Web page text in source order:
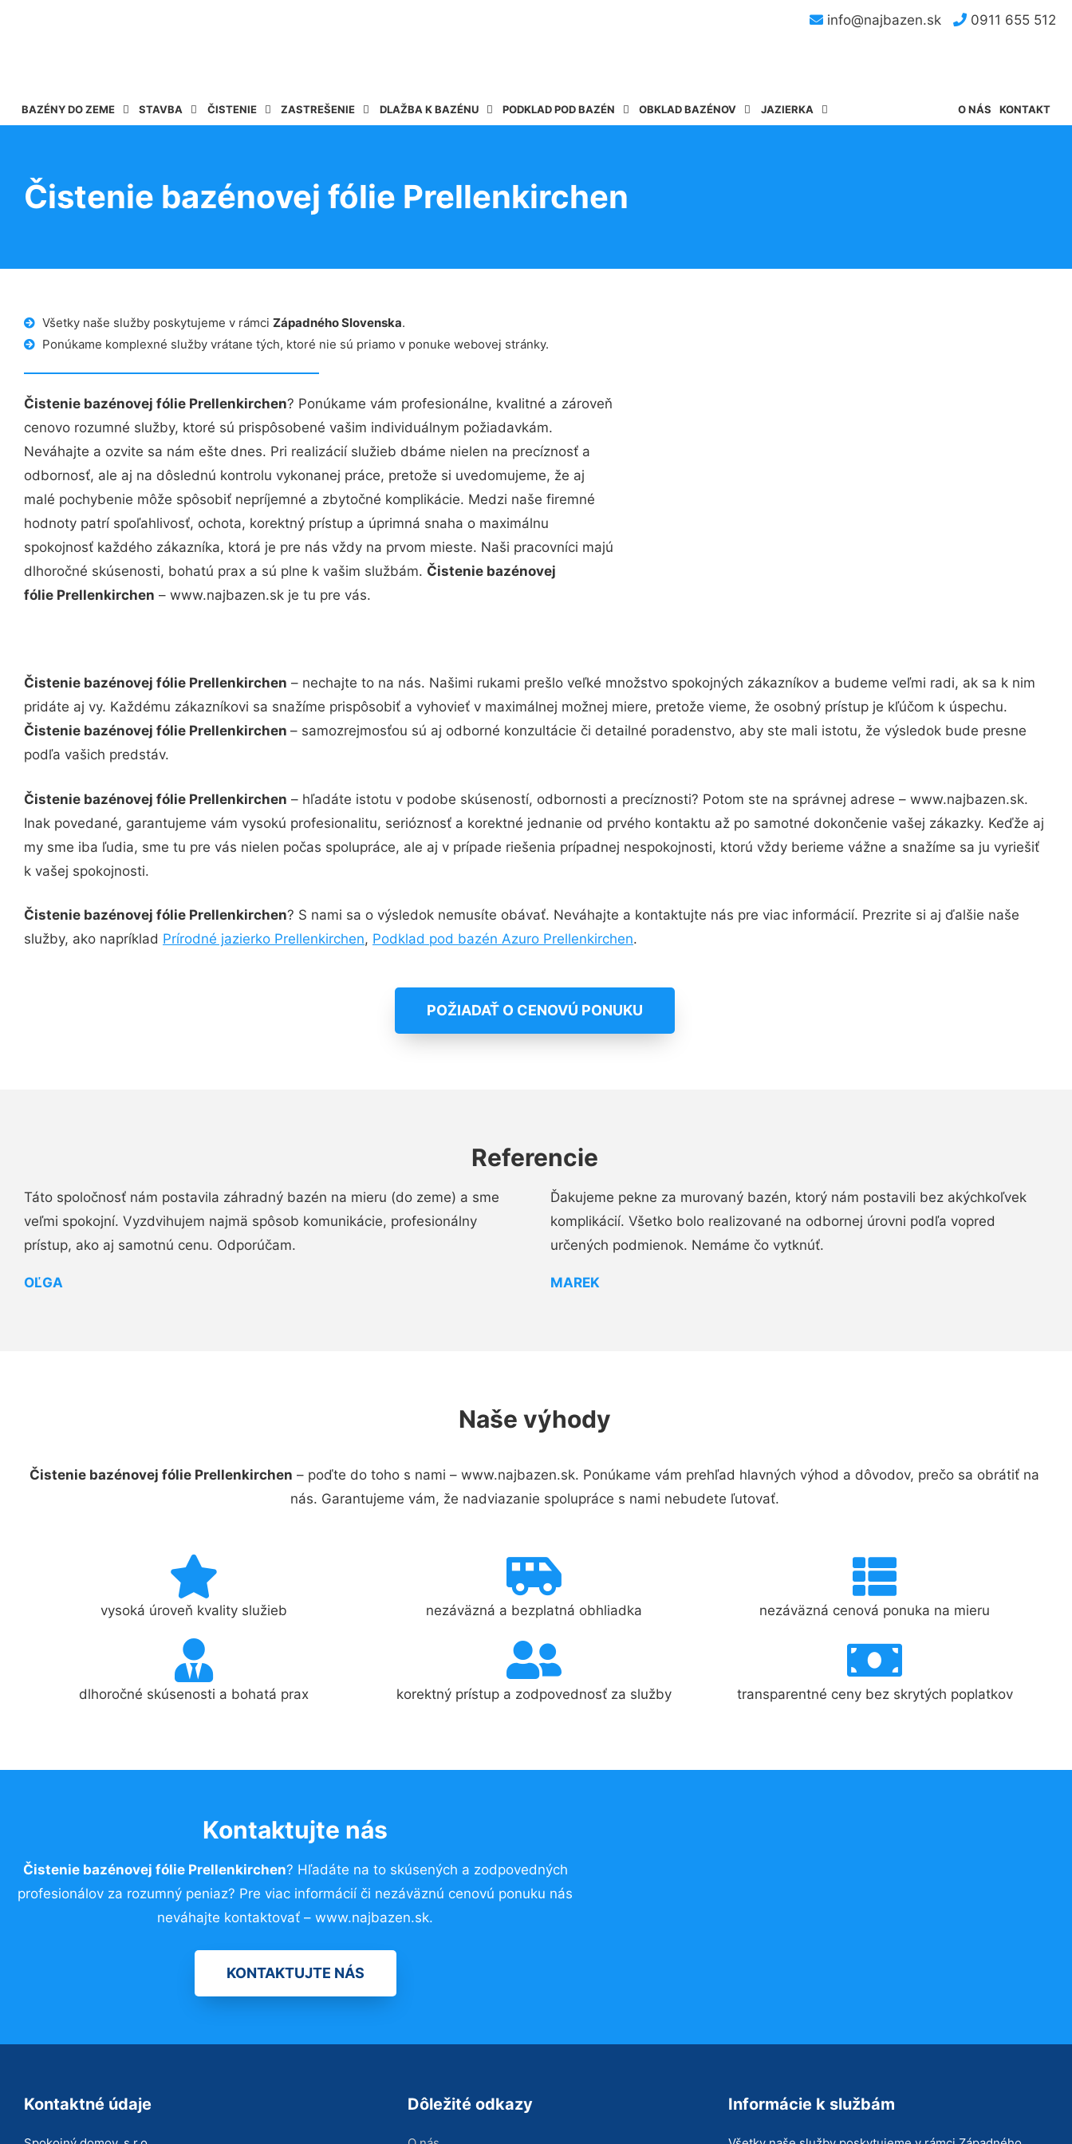
info@najbazen.sk 0911 655 512
BAZÉNY DO ZEME STAVBA ČISTENIE ZASTREŠENIE DLAŽBA K BAZÉNU PODKLAD POD BAZÉN OBKLAD BAZÉNOV JAZIERKA KONTAKT
O NÁS
Čistenie bazénovej fólie Prellenkirchen
Všetky naše služby poskytujeme v rámci Západného Slovenska.
Ponúkame komplexné služby vrátane tých, ktoré nie sú priamo v ponuke webovej stránky.
Čistenie bazénovej fólie Prellenkirchen? Ponúkame vám profesionálne, kvalitné a zároveň
cenovo rozumné služby, ktoré sú prispôsobené vašim individuálnym požiadavkám.
Neváhajte a ozvite sa nám ešte dnes. Pri realizácií služieb dbáme nielen na precíznosť a
odbornosť, ale aj na dôslednú kontrolu vykonanej práce, pretože si uvedomujeme, že aj
malé pochybenie môže spôsobiť nepríjemné a zbytočné komplikácie. Medzi naše firemné
hodnoty patrí spoľahlivosť, ochota, korektný prístup a úprimná snaha o maximálnu
spokojnosť každého zákazníka, ktorá je pre nás vždy na prvom mieste. Naši pracovníci majú
dlhoročné skúsenosti, bohatú prax a sú plne k vašim službám. Čistenie bazénovej
fólie Prellenkirchen – www.najbazen.sk je tu pre vás.
Čistenie bazénovej fólie Prellenkirchen – nechajte to na nás. Našimi rukami prešlo veľké množstvo spokojných zákazníkov a budeme veľmi radi, ak sa k nim
pridáte aj vy. Každému zákazníkovi sa snažíme prispôsobiť a vyhovieť v maximálnej možnej miere, pretože vieme, že osobný prístup je kľúčom k úspechu.
Čistenie bazénovej fólie Prellenkirchen – samozrejmosťou sú aj odborné konzultácie či detailné poradenstvo, aby ste mali istotu, že výsledok bude presne
podľa vašich predstáv.
Čistenie bazénovej fólie Prellenkirchen – hľadáte istotu v podobe skúseností, odbornosti a precíznosti? Potom ste na správnej adrese – www.najbazen.sk.
Inak povedané, garantujeme vám vysokú profesionalitu, serióznosť a korektné jednanie od prvého kontaktu až po samotné dokončenie vašej zákazky. Keďže aj
my sme iba ľudia, sme tu pre vás nielen počas spolupráce, ale aj v prípade riešenia prípadnej nespokojnosti, ktorú vždy berieme vážne a snažíme sa ju vyriešiť
k vašej spokojnosti.
Čistenie bazénovej fólie Prellenkirchen? S nami sa o výsledok nemusíte obávať. Neváhajte a kontaktujte nás pre viac informácií. Prezrite si aj ďalšie naše
služby, ako napríklad Prírodné jazierko Prellenkirchen, Podklad pod bazén Azuro Prellenkirchen.
POŽIADAŤ O CENOVÚ PONUKU
Referencie
Táto spoločnosť nám postavila záhradný bazén na mieru (do zeme) a sme
veľmi spokojní. Vyzdvihujem najmä spôsob komunikácie, profesionálny
prístup, ako aj samotnú cenu. Odporúčam.
OĽGA
Ďakujeme pekne za murovaný bazén, ktorý nám postavili bez akýchkoľvek
komplikácií. Všetko bolo realizované na odbornej úrovni podľa vopred
určených podmienok. Nemáme čo vytknúť.
MAREK
Naše výhody
Čistenie bazénovej fólie Prellenkirchen – poďte do toho s nami – www.najbazen.sk. Ponúkame vám prehľad hlavných výhod a dôvodov, prečo sa obrátiť na
nás. Garantujeme vám, že nadviazanie spolupráce s nami nebudete ľutovať.
vysoká úroveň kvality služieb nezáväzná a bezplatná obhliadka nezáväzná cenová ponuka na mieru
dlhoročné skúsenosti a bohatá prax korektný prístup a zodpovednosť za služby transparentné ceny bez skrytých poplatkov
Kontaktujte nás
Čistenie bazénovej fólie Prellenkirchen? Hľadáte na to skúsených a zodpovedných
profesionálov za rozumný peniaz? Pre viac informácií či nezáväznú cenovú ponuku nás
neváhajte kontaktovať – www.najbazen.sk.
KONTAKTUJTE NÁS
Kontaktné údaje Dôležité odkazy Informácie k službám